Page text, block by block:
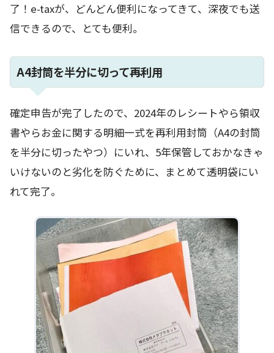
了！e-taxが、どんどん便利になってきて、深夜でも送
信できるので、とても便利。
A4封筒を半分に切って再利用
確定申告が完了したので、2024年のレシートやら領収
書やらお金に関する明細一式を再利用封筒（A4の封筒
を半分に切ったやつ）にいれ、5年保管しておかなきゃ
いけないのと劣化を防ぐために、まとめて透明袋にい
れて完了。